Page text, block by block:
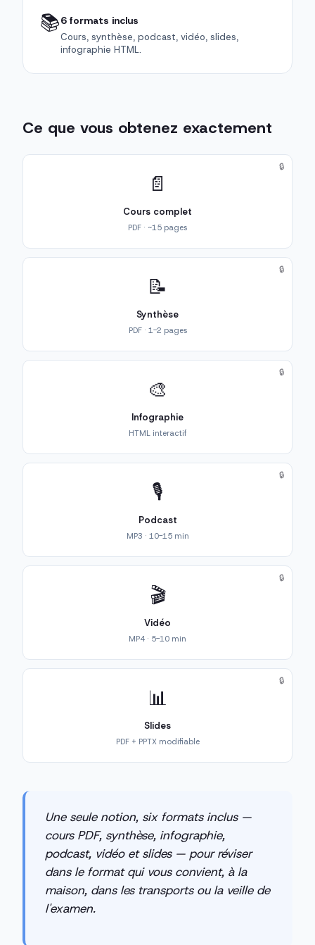
📚6 formats inclus
Cours, synthèse, podcast, vidéo, slides,
infographie HTML.
Ce que vous obtenez exactement
📄
Cours complet
PDF · ~15 pages
🔒
📝
Synthèse
PDF · 1-2 pages
🔒
🎨
Infographie
HTML interactif
🔒
🎙️
Podcast
MP3 · 10-15 min
🔒
🎬
Vidéo
MP4 · 5-10 min
🔒
📊
Slides
PDF + PPTX modifiable
🔒
Une seule notion, six formats inclus —
cours PDF, synthèse, infographie,
podcast, vidéo et slides — pour réviser
dans le format qui vous convient, à la
maison, dans les transports ou la veille de
l'examen.